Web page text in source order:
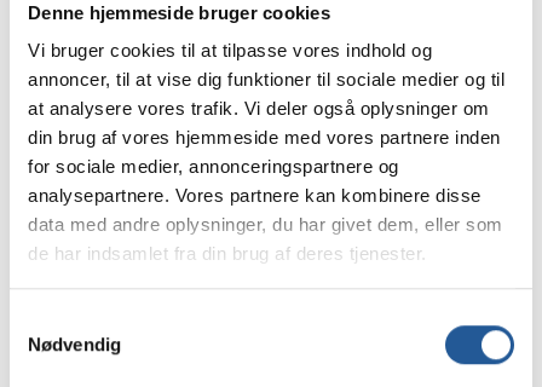
Denne hjemmeside bruger cookies
Vi bruger cookies til at tilpasse vores indhold og
annoncer, til at vise dig funktioner til sociale medier og til
at analysere vores trafik. Vi deler også oplysninger om
din brug af vores hjemmeside med vores partnere inden
for sociale medier, annonceringspartnere og
analysepartnere. Vores partnere kan kombinere disse
data med andre oplysninger, du har givet dem, eller som
de har indsamlet fra din brug af deres tjenester.
Nødvendig
konsekvenspædagogiske metoder
Kurset kan afholdes på TAMU-Center Vitskøl.
Prisen:
Afhænger af antal og sted for afholdelse-
For mere information og tilbud kontakt direktør
Peter Staun Kastholm på telefon 3525 0340 eller
via mailpka@tamu.dk.